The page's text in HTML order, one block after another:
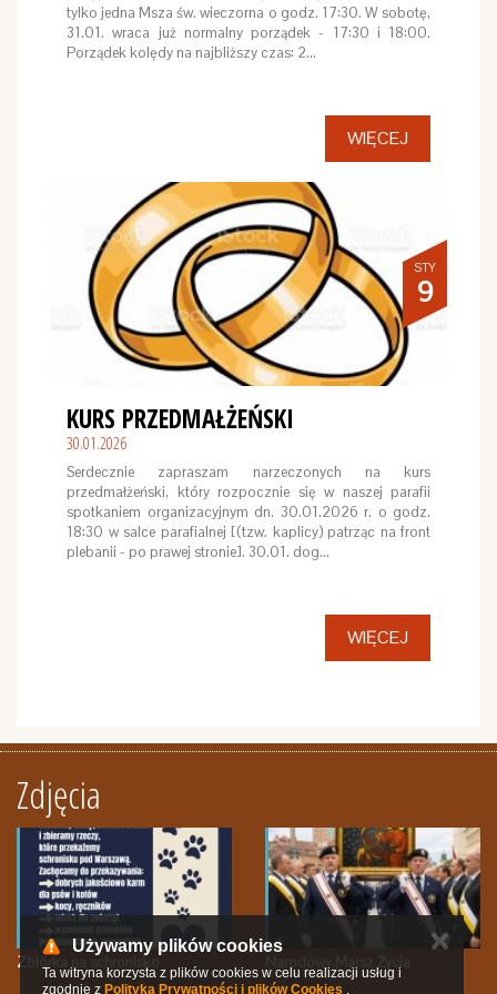
tylko jedna Msza św. wieczorna o godz. 17:30. W sobotę,
31.01. wraca już normalny porządek - 17:30 i 18:00.
Porządek kolędy na najbliższy czas: 2…
WIĘCEJ
STY
9
KURS PRZEDMAŁŻEŃSKI
30.01.2026
Serdecznie zapraszam narzeczonych na kurs
przedmałżeński, który rozpocznie się w naszej parafii
spotkaniem organizacyjnym dn. 30.01.2026 r. o godz.
18:30 w salce parafialnej [(tzw. kaplicy) patrząc na front
plebanii - po prawej stronie]. 30.01. dog…
WIĘCEJ
Zdjęcia
Zbiórka na schronisko
Używamy plików cookies
Ta witryna korzysta z plików cookies w celu realizacji usług i
zgodnie z Polityką Prywatności i plików Cookies .
✕